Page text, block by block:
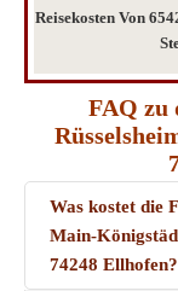
Reisekosten Von
FAQ zu
Was kostet die
Main-
74248 Ellhofen?